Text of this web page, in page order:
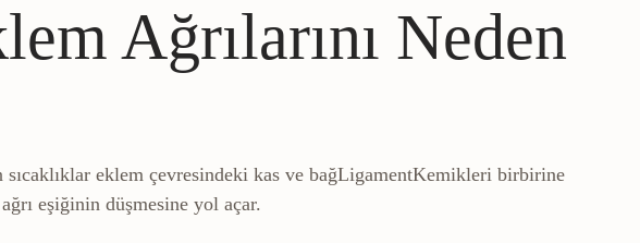
Ağrılarını Neden
eklem çevresindeki kas ve bağLigamentKemikleri birbirine
eşiğinin düşmesine yol açar.